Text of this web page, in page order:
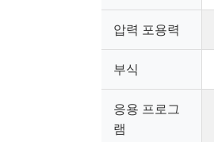
압력 포용력
부식
응용 프로그
램